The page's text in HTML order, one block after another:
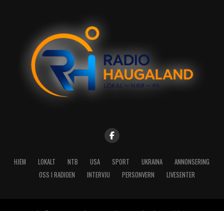
HJEM LOKALT NTB USA SPORT UKRAINA
ANNONSERING
OSS I RADIOEN
INTERVJU PERSONVERN LIVESENTER